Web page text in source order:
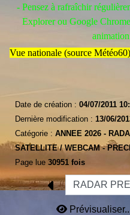
- Pensez à rafraîchir
Explorer ou Google
Vue nationale (source Météo60
Date de création : 04/07/2011
Dernière modification : 13/06/
Catégorie : ANNEE 2026 -
SATELLITE / WEBCAM -
Page lue 30951 fois